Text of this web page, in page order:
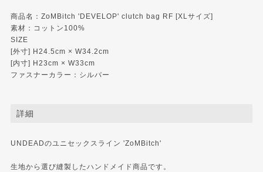
商品名：ZoMBitch 'DEVELOP' clutch bag RF [XLサイズ]
素材：コットン100%
SIZE
[外寸] H24.5cm × W34.2cm
[内寸] H23cm × W33cm
ファスナーカラー：シルバー
詳細
UNDEADのユニセックスライン 'ZoMBitch'
生地から選び縫製したハンドメイド商品です。